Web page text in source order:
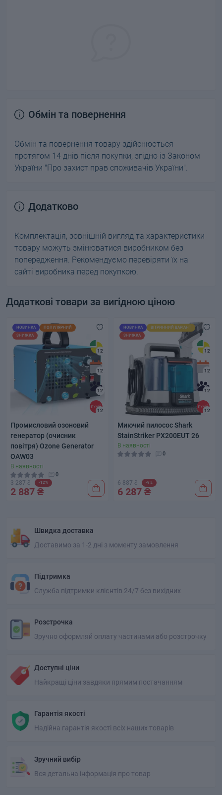
Обмін та повернення
Обмін та повернення товару здійснюється
протягом 14 днів після покупки, згідно із Законом
України "Про захист прав споживачів України".
Додатково
Комплектація, зовнішній вигляд та характеристики
товару можуть змінюватися виробником без
попередження. Рекомендуємо перевіряти їх на
сайті виробника перед покупкою.
Додаткові товари за вигідною ціною
НОВИНКА
ПОПУЛЯРНИЙ
ЗНИЖКА
12
12
12
12
Промисловий озоновий
генератор (очисник
повітря) Ozone Generator
OAW03
В наявності
0
3 287 ₴ -12%
2 887 ₴
НОВИНКА
ВІТРИННИЙ ВАРІАНТ
ЗНИЖКА
12
12
12
12
Миючий пилосос Shark
StainStriker PX200EUT 26
В наявності
0
6 887 ₴ -9%
6 287 ₴
Швидка доставка
Доставимо за 1-2 дні з моменту замовлення
Підтримка
Служба підтримки клієнтів 24/7 без вихідних
Розстрочка
Зручно оформляй оплату частинами або розстрочку
Доступні ціни
Найкращі ціни завдяки прямим постачанням
Гарантія якості
Надійна гарантія якості всіх наших товарів
Зручний вибір
Вся детальна інформація про товар